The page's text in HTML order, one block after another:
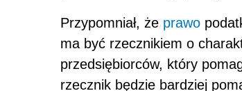
Przypomniał, że prawo
ma być rzecznikiem o
przedsiębiorców, który
rzecznik będzie bardziej